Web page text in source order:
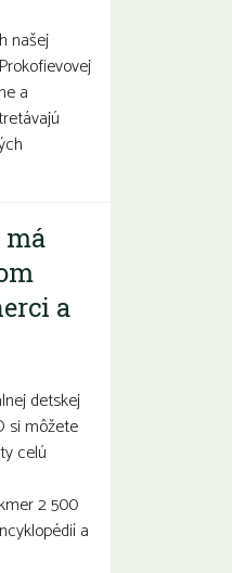
našej
a
má
a
detskej
si môžete
celú
2 500
a